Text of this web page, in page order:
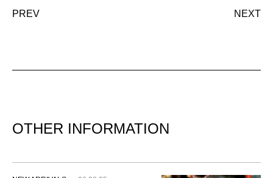
PREV NEXT
OTHER INFORMATION